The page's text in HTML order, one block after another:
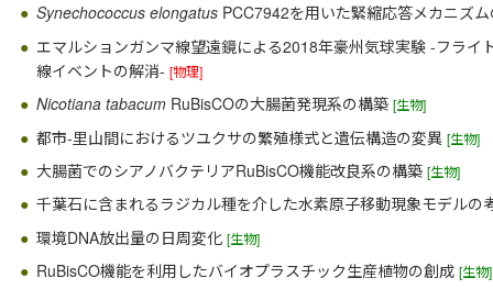
Synechococcus elongatus PCC7942を用いた緊縮応答メカニズ
エマルションガンマ線望遠鏡による2018年豪州気球実験 -フライ
線イベントの解消-[物理]
Nicotiana tabacum RuBisCOの大腸菌発現系の構築[生物]
都市-里山間におけるツユクサの繁殖様式と遺伝構造の変異[生物]
大腸菌でのシアノバクテリアRuBisCO機能改良系の構築[生物]
千葉石に含まれるラジカル種を介した水素原子移動現象モデルの
環境DNA放出量の日周変化[生物]
RuBisCO機能を利用したバイオプラスチック生産植物の創成[生物]